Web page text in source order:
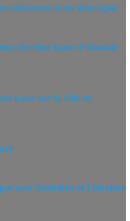
miniature et en time lapse
des time lapse d’Alastair
lapse sur la ville de
avec Sesimbra et Lisbonne